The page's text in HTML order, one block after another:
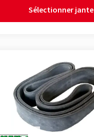
Sélectionner jante